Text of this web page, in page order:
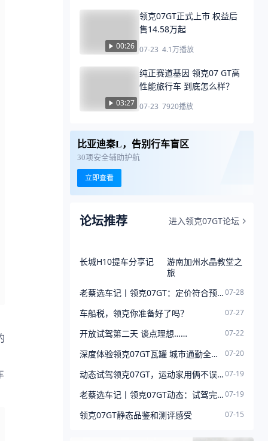
00:26
领克07GT正式上市 权益后
售14.58万起
07-23 4.1万播放
03:27
纯正赛道基因 领克07 GT高
性能旅行车 到底怎么样？
07-23 7920播放
比亚迪秦L，告别行车盲区
30项安全辅助护航
立即查看
论坛推荐 进入领克07GT论坛
长城H10提车分享记
游南加州水晶教堂之
旅
老蔡选车记丨领克07GT：定价符合预期，但最终还是放弃了......07-28
车船税，领克你准备好了吗？ 07-27
开放试驾第二天 谈点理想…… 07-22
深度体验领克07GT瓦罐 城市通勤全路况真实试驾感受 07-20
动态试驾领克07GT，运动家用俩不误！07-19
老蔡选车记丨领克07GT动态：试驾完反而更犹豫了！07-19
领克07GT静态品鉴和测评感受 07-15